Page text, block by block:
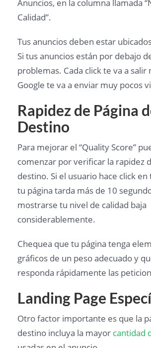
Anuncios, en la columna llamada
Calidad”.
Tus anuncios deben estar
Si tus anuncios están por debajo
problemas. Cada click te va a salir
Google te va a enviar muy pocos
Rapidez de Página
Destino
Para mejorar el “Quality Score”
comenzar por verificar la rapidez
destino. Si el usuario hace click
tu página tarda más de 10
mostrarse tu nivel de calidad baja
considerablemente.
Chequea que tu página tenga
gráficos de un peso adecuado y
responda rápidamente las
Landing Page
Otro factor importante es que la
destino incluya la mayor cantidad